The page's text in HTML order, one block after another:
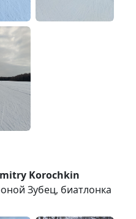
Korochkin
Зубец, биатлонка